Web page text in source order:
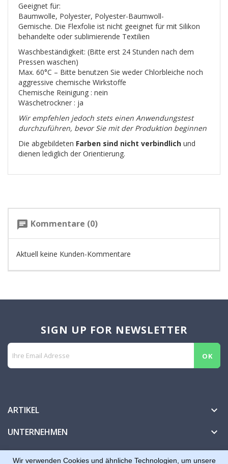
Geeignet für:
Baumwolle, Polyester, Polyester-Baumwoll-
Gemische. Die Flexfolie ist nicht geeignet für mit Silikon
behandelte oder sublimierende Textilien
Waschbeständigkeit: (Bitte erst 24 Stunden nach dem
Pressen waschen)
Max. 60°C – Bitte benutzen Sie weder Chlorbleiche noch
aggressive chemische Wirkstoffe
Chemische Reinigung : nein
Wäschetrockner : ja
Wir empfehlen jedoch stets einen Anwendungstest
durchzuführen, bevor Sie mit der Produktion beginnen
Die abgebildeten Farben sind nicht verbindlich und
dienen lediglich der Orientierung.
chat Kommentare (0)
Aktuell keine Kunden-Kommentare
SIGN UP FOR NEWSLETTER
ARTIKEL 
UNTERNEHMEN 
IHR KONTO 
Wir verwenden Cookies und ähnliche Technologien, um unsere